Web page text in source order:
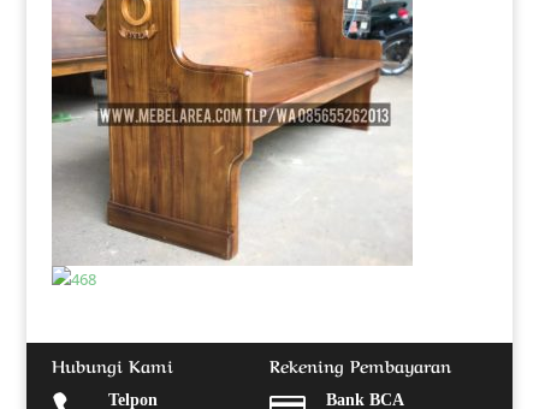
Hubungi Kami
Telpon
Rekening Pembayaran
Bank BCA